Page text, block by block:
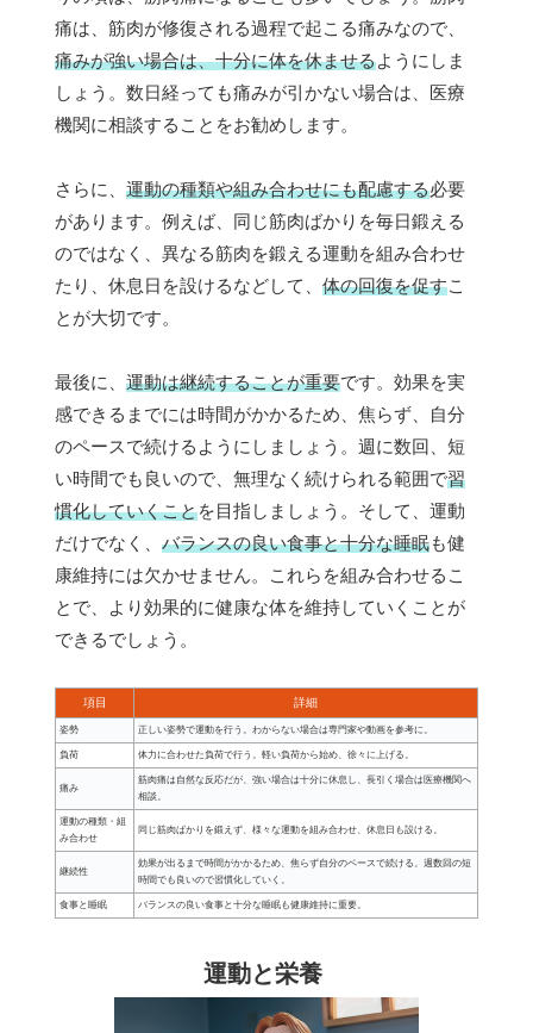
痛は、筋肉が修復される過程で起こる痛みなので、
痛みが強い場合は、十分に体を休ませるようにしま
しょう。数日経っても痛みが引かない場合は、医療
機関に相談することをお勧めします。
さらに、 運動の種類や組み合わせにも配慮する必要
があります。例えば、同じ筋肉ばかりを毎日鍛える
のではなく、異なる筋肉を鍛える運動を組み合わせ
たり、休息日を設けるなどして、 体の回復を促すこ
とが大切です。
最後に、 運動は継続することが重要です。効果を実
感できるまでには時間がかかるため、焦らず、自分
のペースで続けるようにしましょう。週に数回、短
い時間でも良いので、無理なく続けられる範囲で習
慣化していくことを目指しましょう。そして、運動
だけでなく、 バランスの良い食事と十分な睡眠も健
康維持には欠かせません。これらを組み合わせるこ
とで、より効果的に健康な体を維持していくことが
できるでしょう。
項目 詳細
姿勢 正しい姿勢で運動を行う。わからない場合は専門家や動画を参考に。
負荷 体力に合わせた負荷で行う。軽い負荷から始め、徐々に上げる。
痛み
筋肉痛は自然な反応だが、強い場合は十分に休息し、長引く場合は医療機関へ
相談。
運動の種類・組
み合わせ
同じ筋肉ばかりを鍛えず、様々な運動を組み合わせ、休息日も設ける。
継続性
効果が出るまで時間がかかるため、焦らず自分のペースで続ける。週数回の短
時間でも良いので習慣化していく。
食事と睡眠 バランスの良い食事と十分な睡眠も健康維持に重要。
運動と栄養